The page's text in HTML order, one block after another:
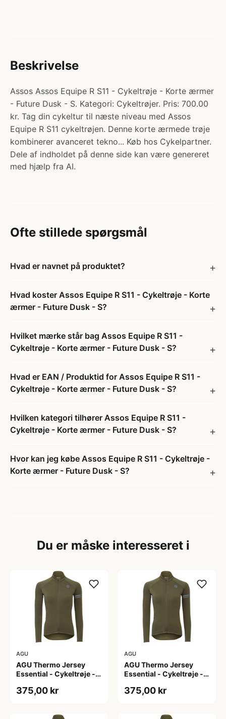
Beskrivelse
Assos Assos Equipe R S11 - Cykeltrøje - Korte ærmer
- Future Dusk - S. Kategori: Cykeltrøjer. Pris: 700.00
kr. Tag din cykeltur til næste niveau med Assos
Equipe R S11 cykeltrøjen. Denne korte ærmede trøje
kombinerer avanceret tekno... Køb hos Cykelpartner.
Dele af indholdet på denne side kan være genereret
med hjælp fra AI.
Ofte stillede spørgsmål
Hvad er navnet på produktet?
Hvad koster Assos Equipe R S11 - Cykeltrøje - Korte
ærmer - Future Dusk - S?
Hvilket mærke står bag Assos Equipe R S11 -
Cykeltrøje - Korte ærmer - Future Dusk - S?
Hvad er EAN / Produktid for Assos Equipe R S11 -
Cykeltrøje - Korte ærmer - Future Dusk - S?
Hvilken kategori tilhører Assos Equipe R S11 -
Cykeltrøje - Korte ærmer - Future Dusk - S?
Hvor kan jeg købe Assos Equipe R S11 - Cykeltrøje -
Korte ærmer - Future Dusk - S?
Du er måske interesseret i
AGU
AGU Thermo Jersey
Essential - Cykeltrøje -
L
375,00 kr
AGU
AGU Thermo Jersey
Essential - Cykeltrøje -
M
375,00 kr